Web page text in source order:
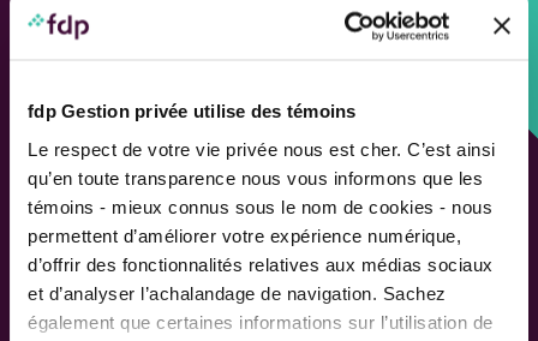
fdp Gestion privée utilise des témoins
Le respect de votre vie privée nous est cher. C’est ainsi
qu’en toute transparence nous vous informons que les
témoins - mieux connus sous le nom de cookies - nous
permettent d’améliorer votre expérience numérique,
d’offrir des fonctionnalités relatives aux médias sociaux
et d’analyser l’achalandage de navigation. Sachez
également que certaines informations sur l’utilisation de
Approche personnalisée,
LIENS RAPIDES
Outils de rendement
Calcul de performance
Publications
Parler à un conseiller